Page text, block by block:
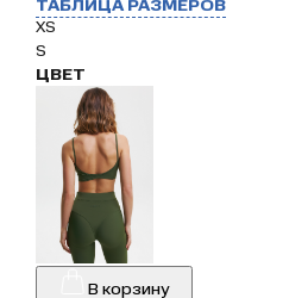
ТАБЛИЦА РАЗМЕРОВ
XS
S
ЦВЕТ
В корзину